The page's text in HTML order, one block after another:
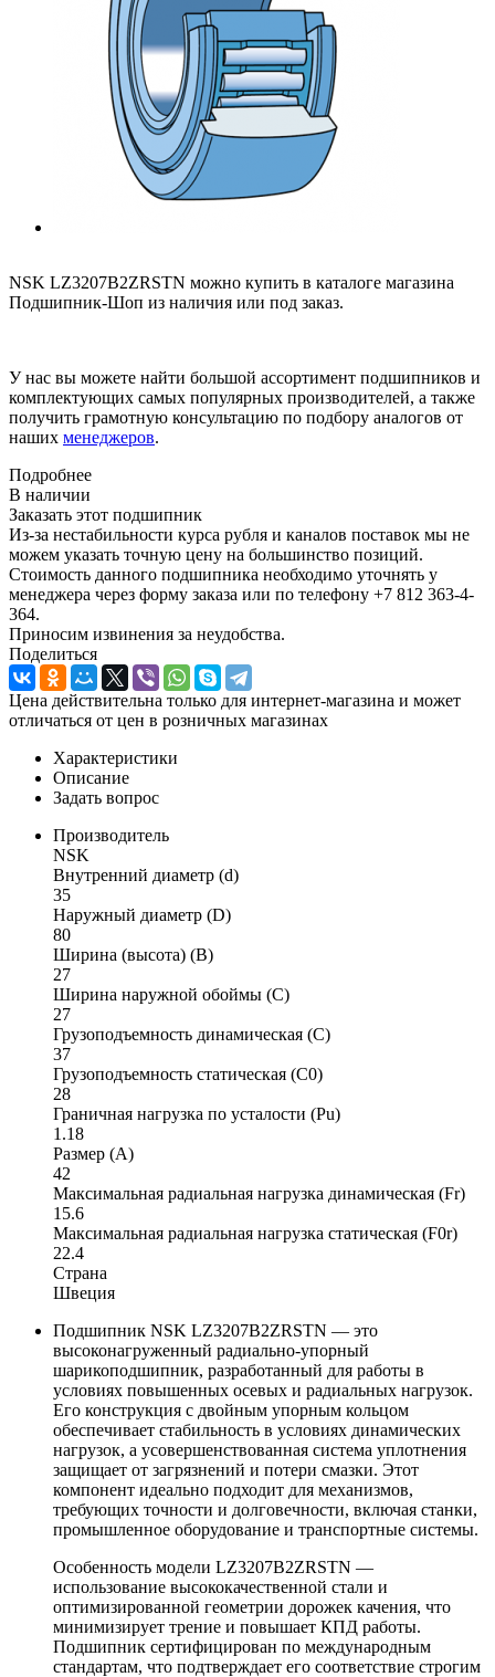
NSK LZ3207B2ZRSTN можно купить в каталоге магазина
Подшипник-Шоп из наличия или под заказ.
У нас вы можете найти большой ассортимент подшипников и
комплектующих самых популярных производителей, а также
получить грамотную консультацию по подбору аналогов от
наших менеджеров.
Подробнее
В наличии
Заказать этот подшипник
Из-за нестабильности курса рубля и каналов поставок мы не
можем указать точную цену на большинство позиций.
Стоимость данного подшипника необходимо уточнять у
менеджера через форму заказа или по телефону +7 812 363-4-
364.
Приносим извинения за неудобства.
Поделиться
Цена действительна только для интернет-магазина и может
отличаться от цен в розничных магазинах
Характеристики
Описание
Задать вопрос
Производитель
NSK
Внутренний диаметр (d)
35
Наружный диаметр (D)
80
Ширина (высота) (B)
27
Ширина наружной обоймы (C)
27
Грузоподъемность динамическая (C)
37
Грузоподъемность статическая (C0)
28
Граничная нагрузка по усталости (Pu)
1.18
Размер (A)
42
Максимальная радиальная нагрузка динамическая (Fr)
15.6
Максимальная радиальная нагрузка статическая (F0r)
22.4
Страна
Швеция
Подшипник NSK LZ3207B2ZRSTN — это
высоконагруженный радиально-упорный
шарикоподшипник, разработанный для работы в
условиях повышенных осевых и радиальных нагрузок.
Его конструкция с двойным упорным кольцом
обеспечивает стабильность в условиях динамических
нагрузок, а усовершенствованная система уплотнения
защищает от загрязнений и потери смазки. Этот
компонент идеально подходит для механизмов,
требующих точности и долговечности, включая станки,
промышленное оборудование и транспортные системы.
Особенность модели LZ3207B2ZRSTN —
использование высококачественной стали и
оптимизированной геометрии дорожек качения, что
минимизирует трение и повышает КПД работы.
Подшипник сертифицирован по международным
стандартам, что подтверждает его соответствие строгим